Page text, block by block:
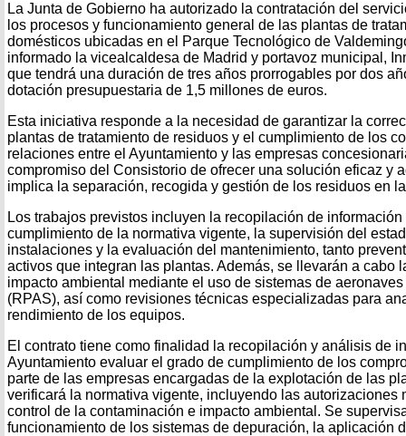
La Junta de Gobierno ha autorizado la contratación del
los procesos y funcionamiento general de las plantas de
domésticos ubicadas en el Parque Tecnológico de
informado la vicealcaldesa de Madrid y portavoz municipal,
que tendrá una duración de tres años prorrogables por dos
dotación presupuestaria de 1,5 millones de euros.
Esta iniciativa responde a la necesidad de garantizar la
plantas de tratamiento de residuos y el cumplimiento de los
relaciones entre el Ayuntamiento y las empresas
compromiso del Consistorio de ofrecer una solución eficaz y
implica la separación, recogida y gestión de los residuos en
Los trabajos previstos incluyen la recopilación de
cumplimiento de la normativa vigente, la supervisión del
instalaciones y la evaluación del mantenimiento, tanto
activos que integran las plantas. Además, se llevarán a cabo
impacto ambiental mediante el uso de sistemas de
(RPAS), así como revisiones técnicas especializadas para
rendimiento de los equipos.
El contrato tiene como finalidad la recopilación y análisis de
Ayuntamiento evaluar el grado de cumplimiento de los
parte de las empresas encargadas de la explotación de las
verificará la normativa vigente, incluyendo las autorizaciones
control de la contaminación e impacto ambiental. Se
funcionamiento de los sistemas de depuración, la aplicación